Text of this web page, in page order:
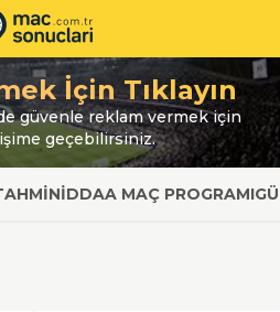
İçin Tıklayın
güvenle reklam vermek için
geçebilirsiniz.
İDDAA MAÇ PROGRAMI